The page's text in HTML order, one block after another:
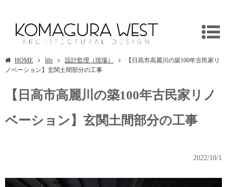
HOME life 設計監理（現場）
【日高市高麗川の築100年古民家リ
ノベーション】玄関土間部分の工事
【日高市高麗川の築100年古民家リノ
ベーション】玄関土間部分の工事
2022/10/1